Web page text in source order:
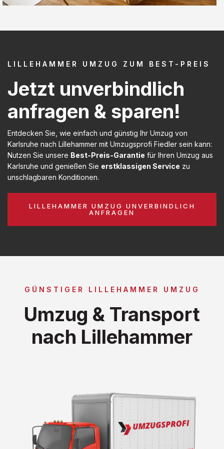
LILLEHAMMER UMZUG ZUM BEST-PREIS
Jetzt unverbindlich
anfragen & sparen!
Entdecken Sie, wie einfach und günstig Ihr Umzug von
Karlsruhe nach Lillehammer mit Umzugsprofi Fiedler sein kann:
Nutzen Sie unsere Best-Preis-Garantie für Ihren Umzug aus
Karlsruhe und genießen Sie erstklassigen Service zu
unschlagbaren Konditionen.
LILLEHAMMER UMZUG UNVERBINDLICH
ANFRAGEN
GÜNSTIGER LILLEHAMMER UMZUG
Umzug & Transport
nach Lillehammer